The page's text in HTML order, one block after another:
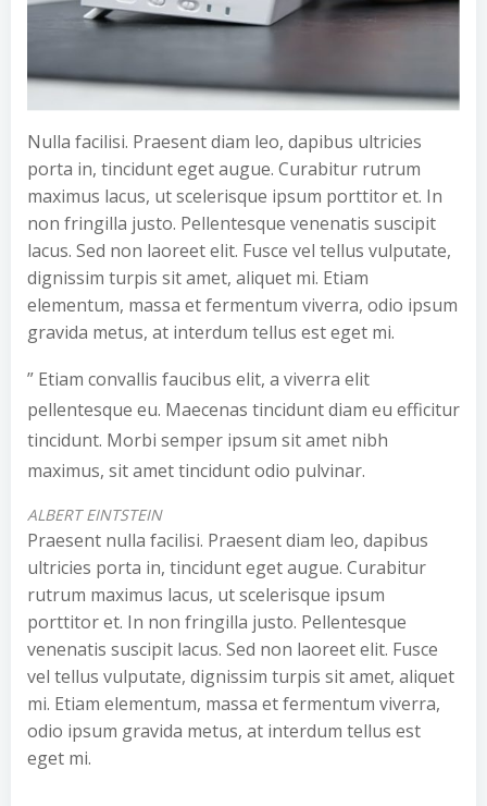
Nulla facilisi. Praesent diam leo, dapibus ultricies
porta in, tincidunt eget augue. Curabitur rutrum
maximus lacus, ut scelerisque ipsum porttitor et. In
non fringilla justo. Pellentesque venenatis suscipit
lacus. Sed non laoreet elit. Fusce vel tellus vulputate,
dignissim turpis sit amet, aliquet mi. Etiam
elementum, massa et fermentum viverra, odio ipsum
gravida metus, at interdum tellus est eget mi.
” Etiam convallis faucibus elit, a viverra elit
pellentesque eu. Maecenas tincidunt diam eu efficitur
tincidunt. Morbi semper ipsum sit amet nibh
maximus, sit amet tincidunt odio pulvinar.
ALBERT EINTSTEIN
Praesent nulla facilisi. Praesent diam leo, dapibus
ultricies porta in, tincidunt eget augue. Curabitur
rutrum maximus lacus, ut scelerisque ipsum
porttitor et. In non fringilla justo. Pellentesque
venenatis suscipit lacus. Sed non laoreet elit. Fusce
vel tellus vulputate, dignissim turpis sit amet, aliquet
mi. Etiam elementum, massa et fermentum viverra,
odio ipsum gravida metus, at interdum tellus est
eget mi.